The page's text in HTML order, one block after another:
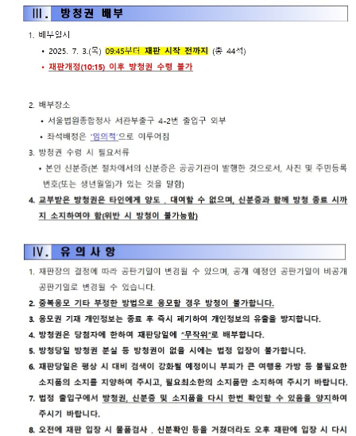
보안검
색
내
영상재
판 절차
안내
용하는
양식모
재판기
록열람
복사예
약
서울법
원종합
청사 집
행문 등
제증명
접수·발
급장소
안내